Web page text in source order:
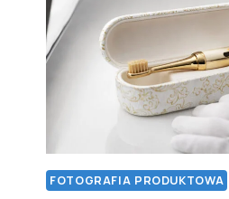
FOTOGRAFIA PRODUKTOWA